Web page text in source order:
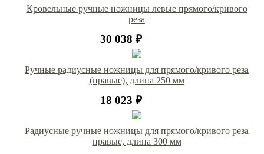
Кровельные ручные ножницы левые прямого/кривого
реза
30 038 ₽
Ручные радиусные ножницы для прямого/кривого реза
(правые), длина 250 мм
18 023 ₽
Радиусные ручные ножницы для прямого/кривого реза
правые, длина 300 мм